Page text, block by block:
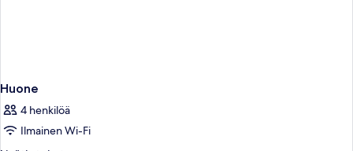
Huone
4 henkilöä
Ilmainen Wi-Fi